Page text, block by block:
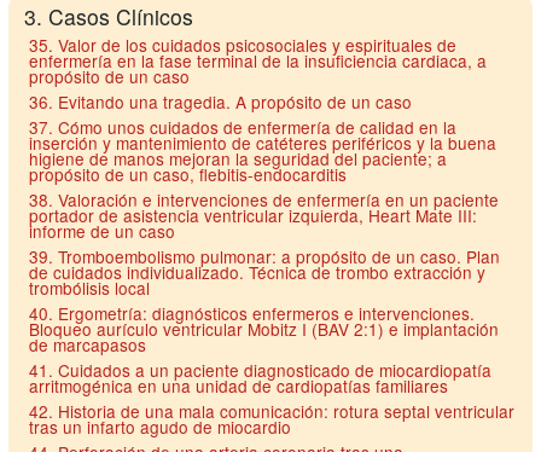
3. Casos Clínicos
35. Valor de los cuidados psicosociales y espirituales de
enfermería en la fase terminal de la insuficiencia cardiaca, a
propósito de un caso
36. Evitando una tragedia. A propósito de un caso
37. Cómo unos cuidados de enfermería de calidad en la
inserción y mantenimiento de catéteres periféricos y la buena
higiene de manos mejoran la seguridad del paciente; a
propósito de un caso, flebitis-endocarditis
38. Valoración e intervenciones de enfermería en un paciente
portador de asistencia ventricular izquierda, Heart Mate III:
informe de un caso
39. Tromboembolismo pulmonar: a propósito de un caso. Plan
de cuidados individualizado. Técnica de trombo extracción y
trombólisis local
40. Ergometría: diagnósticos enfermeros e intervenciones.
Bloqueo aurículo ventricular Mobitz I (BAV 2:1) e implantación
de marcapasos
41. Cuidados a un paciente diagnosticado de miocardiopatía
arritmogénica en una unidad de cardiopatías familiares
42. Historia de una mala comunicación: rotura septal ventricular
tras un infarto agudo de miocardio